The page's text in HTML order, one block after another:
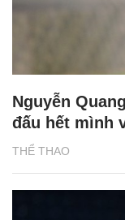
THỂ THAO
Nguyễn
đấu hết mình